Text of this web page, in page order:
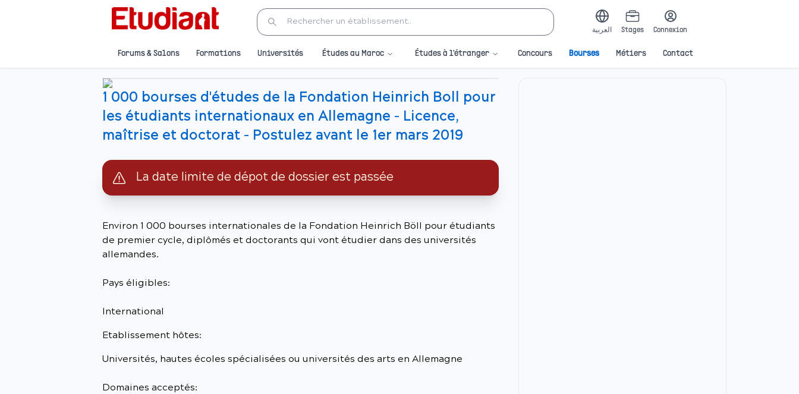
العربية Stages Connexion
Forums & Salons Formations Universités Études au Maroc Études à l'étranger Concours Bourses Métiers Contact
1 000 bourses d'études de la Fondation Heinrich Boll pour
les étudiants internationaux en Allemagne - Licence,
maîtrise et doctorat - Postulez avant le 1er mars 2019
La date limite de dépot de dossier est passée
Environ 1 000 bourses internationales de la Fondation Heinrich Böll pour étudiants
de premier cycle, diplômés et doctorants qui vont étudier dans des universités
allemandes.
Pays éligibles:
International
Etablissement hôtes:
Universités, hautes écoles spécialisées ou universités des arts en Allemagne
Domaines acceptés: